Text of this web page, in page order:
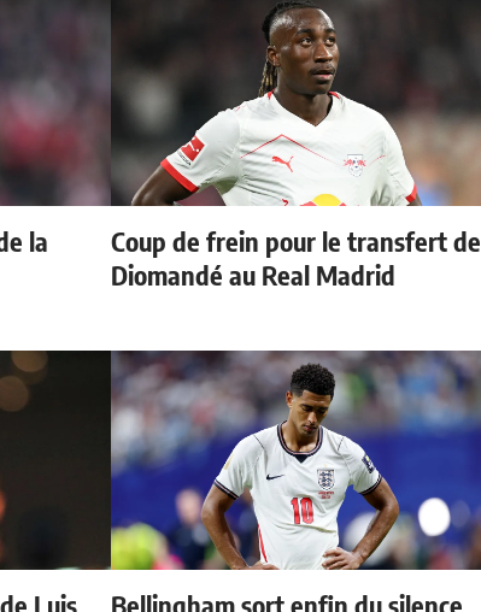
la
Coup de frein pour le transfert de
Diomandé au Real Madrid
Luis Bellingham sort enfin du silence